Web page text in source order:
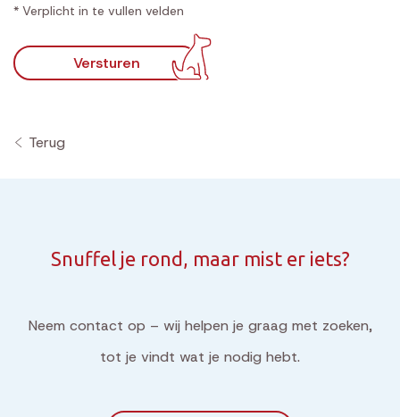
* Verplicht in te vullen velden
Versturen
Terug
Snuffel je rond, maar mist er iets?
Neem contact op – wij helpen je graag met zoeken,
tot je vindt wat je nodig hebt.